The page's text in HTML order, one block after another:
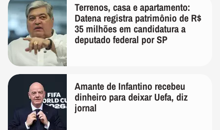
Terrenos, casa e apartamento:
Datena registra patrimônio de R$
35 milhões em candidatura a
deputado federal por SP
Amante de Infantino recebeu
dinheiro para deixar Uefa, diz
jornal